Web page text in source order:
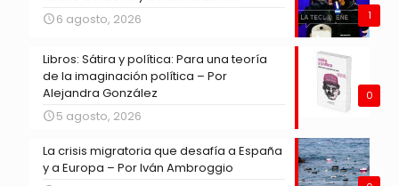
1
6 agosto, 2026
0
Libros: Sátira y política: Para una teoría
de la imaginación política – Por
Alejandra González
5 agosto, 2026
La crisis migratoria que desafía a España
y a Europa – Por Iván Ambroggio